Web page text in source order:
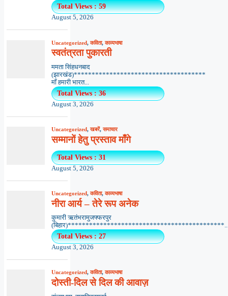
Total Views : 59
August 5, 2026
Uncategorized,कविता,काव्यभाषा
स्वतंत्रता पुकारती
ममता सिंहधनबाद
(झारखंड)*************************************
माँ हमारी भारत...
Total Views : 36
August 3, 2026
Uncategorized,खबरें,समाचार
सम्मानों हेतु प्रस्ताव माँगे
Total Views : 31
August 5, 2026
Uncategorized,कविता,काव्यभाषा
नीरा आर्य – तेरे रूप अनेक
कुमारी ऋतंभरामुजफ्फरपुर
Total Views : 27
August 3, 2026
Uncategorized,कविता,काव्यभाषा
दोस्ती-दिल से दिल की आवाज़